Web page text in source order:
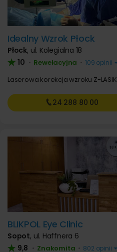
Idealny Wzrok Płock
Płock, ul. Kolegialna 18
10 • Rewelacyjna • 109 opinii
Laserowa korekcja wzroku Z-LASIK
24 288 80 00
BLIKPOL Eye Clinic
Sopot, ul. Haffnera 6
9,8 • Znakomita • 802 opinii